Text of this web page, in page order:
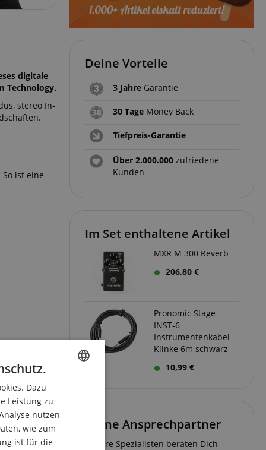
digitale
Technology.
stereo In-
ist eine
Deine Vorteile
3 Jahre Garantie
30 Tage Money Back
Tiefpreis-Garantie
Über 2.000.000 zufriedene
Kunden
Im Set enthaltene Artikel
MXR M 300 Reverb
206,80 €
Pronomic Stage
INST-6
Instrumentenkabel
Klinke 6m schwarz
10,99 €
Deine Ansprechpartner
Unsere Spezialisten beraten Dich
DUTCH
Dazu
Leistung zu
nutzen
wie zum
ist für die